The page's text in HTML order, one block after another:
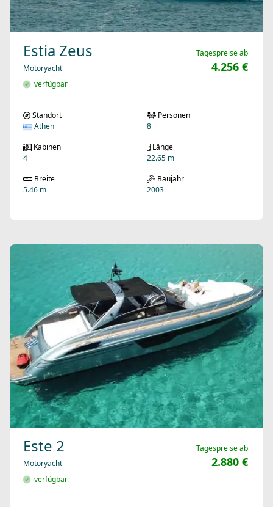
Estia Zeus
Motoryacht
verfügbar
Tagespreise ab
4.256 €
Standort
Athen
Personen
8
Kabinen
4
Länge
22.65 m
Breite
5.46 m
Baujahr
2003
Este 2
Motoryacht
verfügbar
Tagespreise ab
2.880 €